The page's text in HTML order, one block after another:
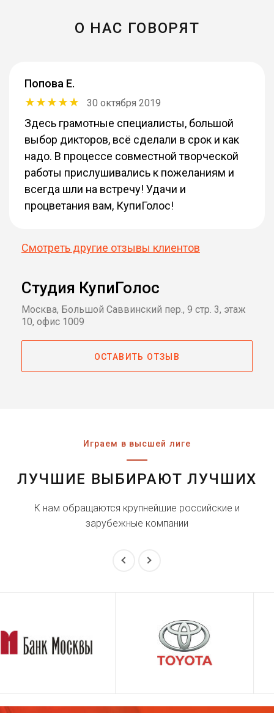
О НАС ГОВОРЯТ
Попова Е.
30 октября 2019
Здесь грамотные специалисты, большой
выбор дикторов, всё сделали в срок и как
надо. В процессе совместной творческой
работы прислушивались к пожеланиям и
всегда шли на встречу! Удачи и
процветания вам, КупиГолос!
Смотреть другие отзывы клиентов
Студия КупиГолос
Москва, Большой Саввинский пер., 9 стр. 3, этаж
10, офис 1009
ОСТАВИТЬ ОТЗЫВ
Играем в высшей лиге
ЛУЧШИЕ ВЫБИРАЮТ ЛУЧШИХ
К нам обращаются крупнейшие российские и
зарубежные компании